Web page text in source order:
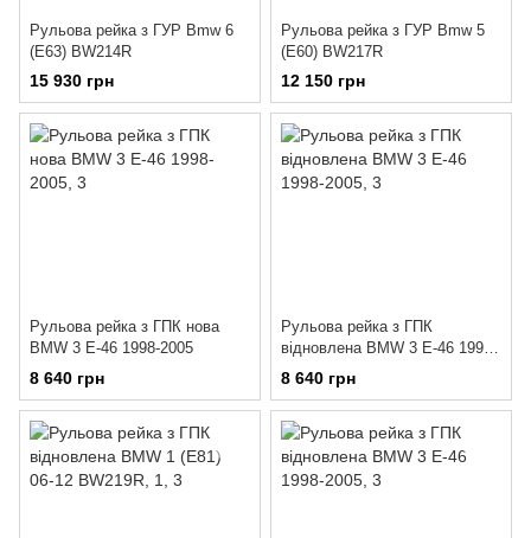
Рульова рейка з ГУР Bmw 6
(E63) BW214R
15 930 грн
Рульова рейка з ГУР Bmw 5
(E60) BW217R
12 150 грн
Рульова рейка з ГПК нова
BMW 3 E-46 1998-2005
8 640 грн
Рульова рейка з ГПК
відновлена BMW 3 E-46 1998-
2005
8 640 грн